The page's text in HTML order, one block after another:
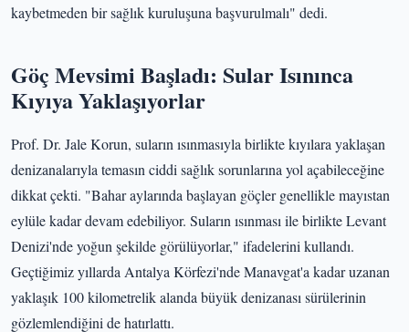
kaybetmeden bir sağlık kuruluşuna başvurulmalı" dedi.
Göç Mevsimi Başladı: Sular Isınınca
Kıyıya Yaklaşıyorlar
Prof. Dr. Jale Korun, suların ısınmasıyla birlikte kıyılara yaklaşan
denizanalarıyla temasın ciddi sağlık sorunlarına yol açabileceğine
dikkat çekti. "Bahar aylarında başlayan göçler genellikle mayıstan
eylüle kadar devam edebiliyor. Suların ısınması ile birlikte Levant
Denizi'nde yoğun şekilde görülüyorlar," ifadelerini kullandı.
Geçtiğimiz yıllarda Antalya Körfezi'nde Manavgat'a kadar uzanan
yaklaşık 100 kilometrelik alanda büyük denizanası sürülerinin
gözlemlendiğini de hatırlattı.